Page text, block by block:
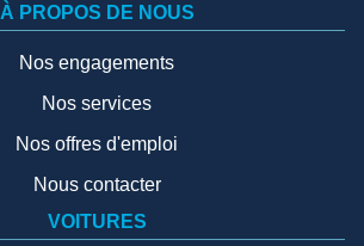
À PROPOS DE NOUS
Nos engagements
Nos services
Nos offres d'emploi
Nous contacter
VOITURES